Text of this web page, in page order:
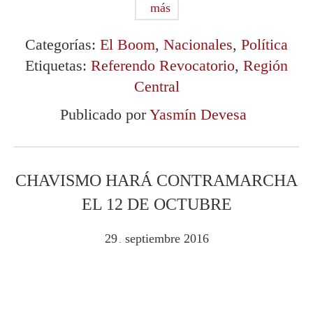
más
Categorías: El Boom, Nacionales, Política
Etiquetas: Referendo Revocatorio, Región
Central
Publicado porYasmín Devesa
CHAVISMO HARÁ CONTRAMARCHA
EL 12 DE OCTUBRE
29 . septiembre 2016